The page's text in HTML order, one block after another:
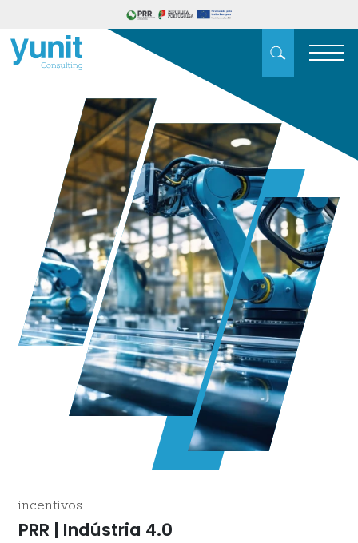
incentivos
PRR | Indústria 4.0